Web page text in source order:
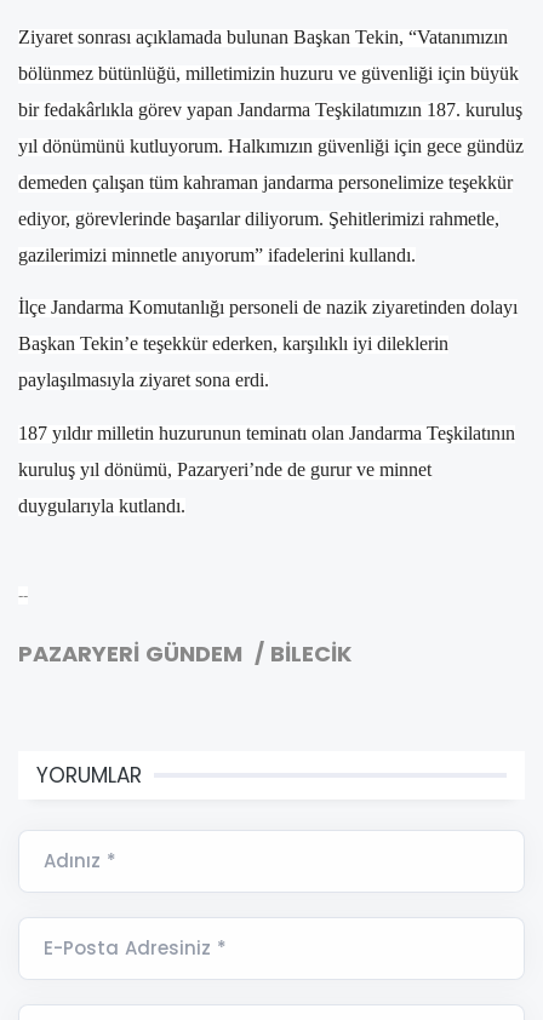
Ziyaret sonrası açıklamada bulunan Başkan Tekin, “Vatanımızın
bölünmez bütünlüğü, milletimizin huzuru ve güvenliği için büyük
bir fedakârlıkla görev yapan Jandarma Teşkilatımızın 187. kuruluş
yıl dönümünü kutluyorum. Halkımızın güvenliği için gece gündüz
demeden çalışan tüm kahraman jandarma personelimize teşekkür
ediyor, görevlerinde başarılar diliyorum. Şehitlerimizi rahmetle,
gazilerimizi minnetle anıyorum” ifadelerini kullandı.
İlçe Jandarma Komutanlığı personeli de nazik ziyaretinden dolayı
Başkan Tekin’e teşekkür ederken, karşılıklı iyi dileklerin
paylaşılmasıyla ziyaret sona erdi.
187 yıldır milletin huzurunun teminatı olan Jandarma Teşkilatının
kuruluş yıl dönümü, Pazaryeri’nde de gurur ve minnet
duygularıyla kutlandı.
--
PAZARYERİ GÜNDEM / BİLECİK
YORUMLAR
Adınız *
E-Posta Adresiniz *